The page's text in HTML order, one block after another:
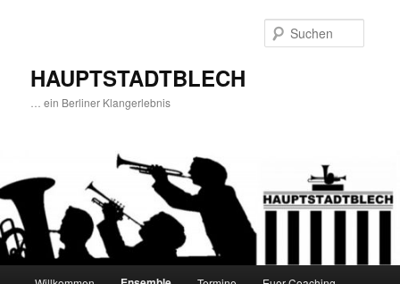
HAUPTSTADTBLECH
… ein Berliner Klangerlebnis